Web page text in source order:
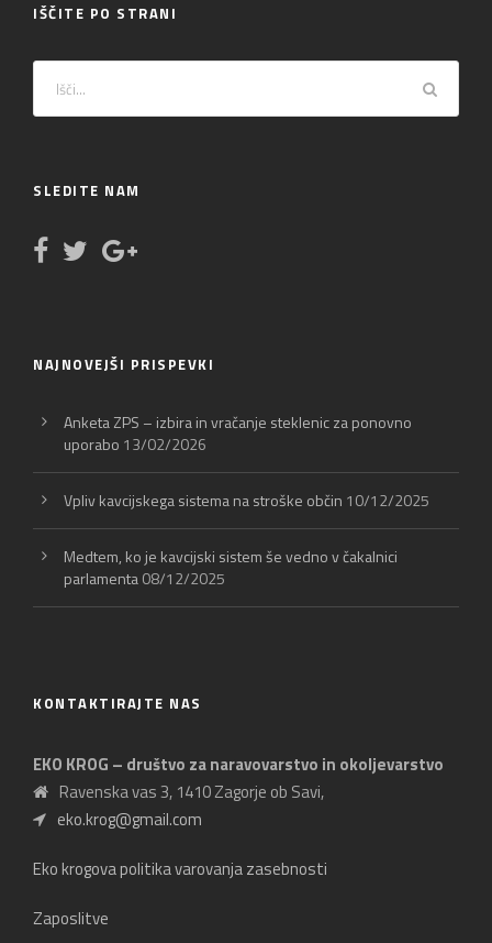
IŠČITE PO STRANI
SLEDITE NAM
NAJNOVEJŠI PRISPEVKI
Anketa ZPS – izbira in vračanje steklenic za ponovno
uporabo 13/02/2026
Vpliv kavcijskega sistema na stroške občin 10/12/2025
Medtem, ko je kavcijski sistem še vedno v čakalnici
parlamenta08/12/2025
KONTAKTIRAJTE NAS
EKO KROG – društvo za naravovarstvo in okoljevarstvo
Ravenska vas 3, 1410 Zagorje ob Savi,
eko.krog@gmail.com
Eko krogova politika varovanja zasebnosti
Zaposlitve